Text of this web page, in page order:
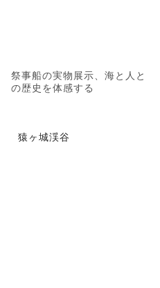
祭事船の実物展示、海と人と
の歴史を体感する
猿ヶ城渓谷